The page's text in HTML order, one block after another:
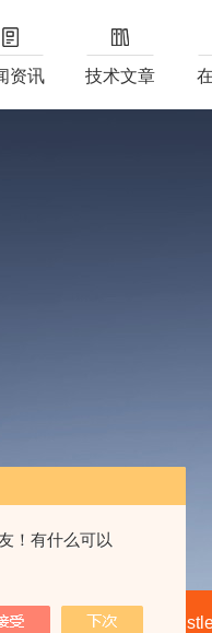
！有什么可以
资讯 技术文章
产品中心